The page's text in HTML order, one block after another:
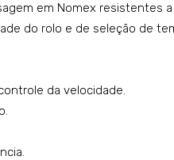
em Nomex resistentes
do rolo e de seleção de
da velocidade.